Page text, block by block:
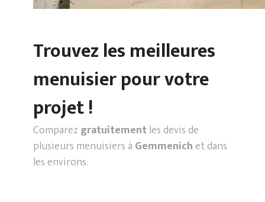
Trouvez les meilleures
menuisier pour votre
projet !
Comparez gratuitementles devis de
plusieurs menuisiers à Gemmenichet dans
les environs.